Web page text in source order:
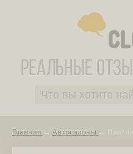
Главная Автосалоны